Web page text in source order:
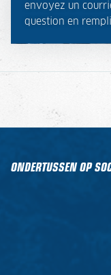
envoyez un
question en
ONDERTUSSEN OP